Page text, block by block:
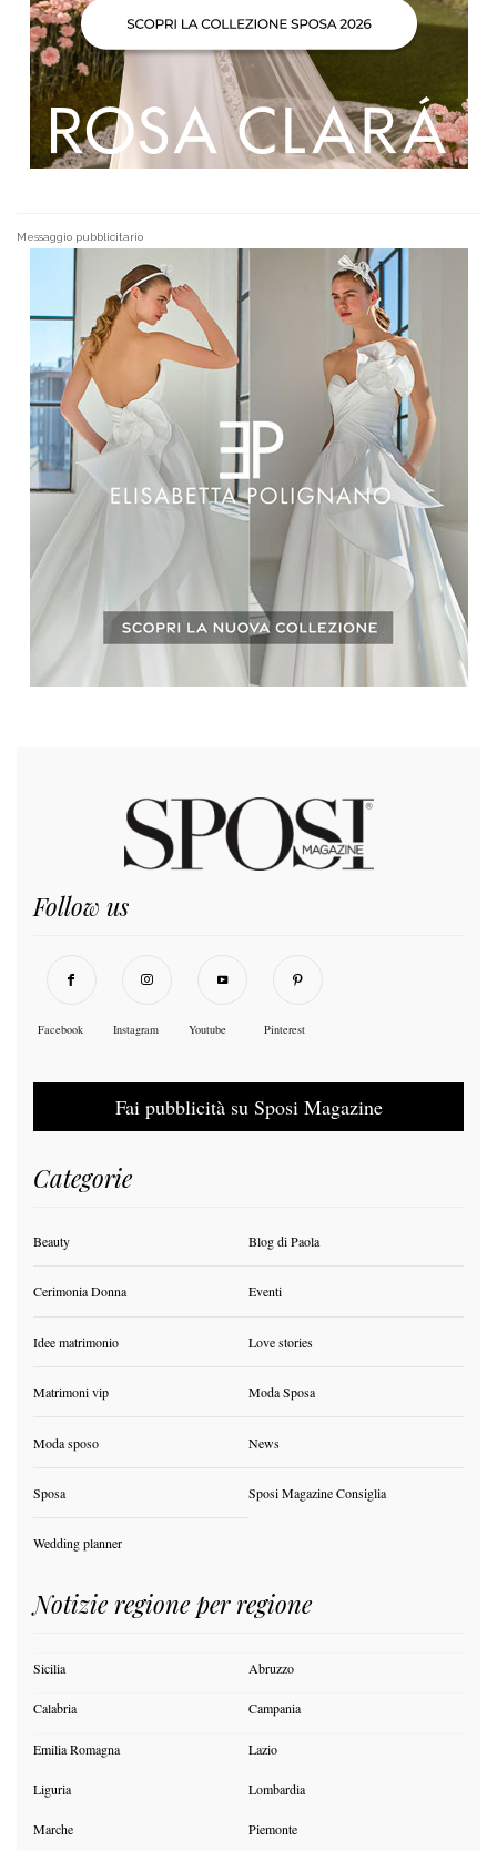
Messaggio pubblicitario
Follow us
Facebook Instagram Youtube Pinterest
Fai pubblicità su Sposi Magazine
Categorie
Beauty Blog di Paola
Cerimonia Donna Eventi
Idee matrimonio Love stories
Matrimoni vip Moda Sposa
Moda sposo News
Sposa Sposi Magazine Consiglia
Wedding planner
Notizie regione per regione
Sicilia Abruzzo
Calabria Campania
Emilia Romagna Lazio
Liguria Lombardia
Marche Piemonte